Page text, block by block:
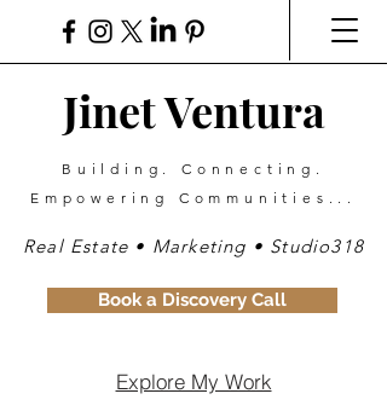
Real Estate • Marketing • Studio318
Jinet Ventura
Building. Connecting.
Empowering Communities...
Book a Discovery Call
Explore My Work